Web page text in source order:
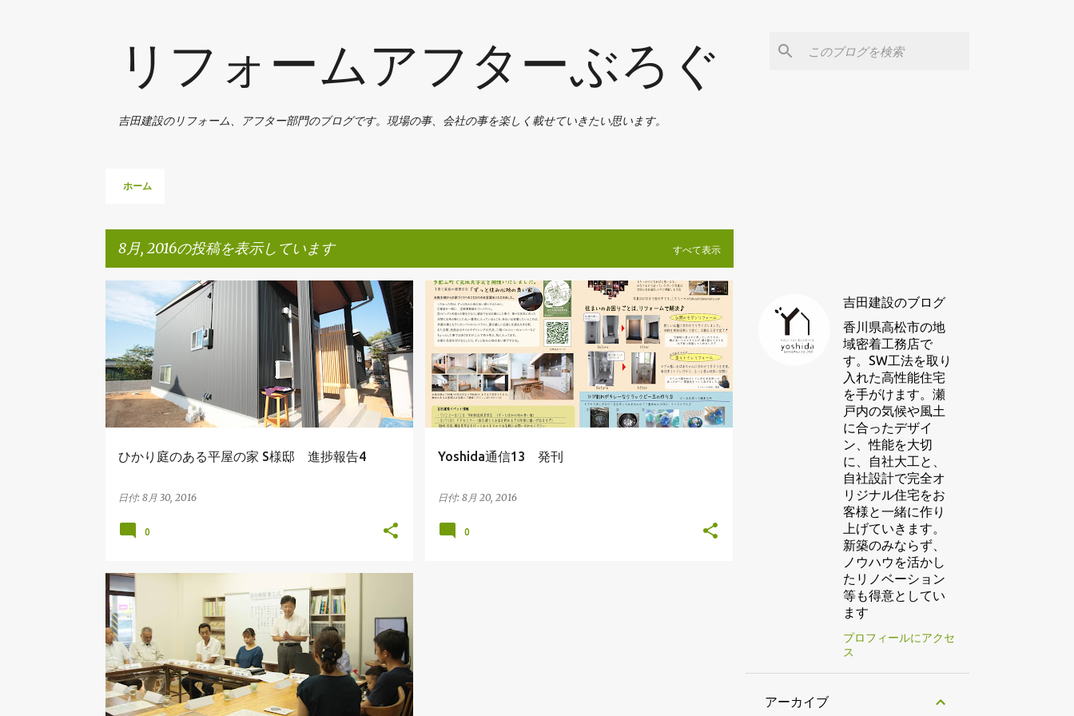
リフォームアフターぶろぐ
吉田建設のリフォーム、アフター部門のブログです。現場の事、会社の事を楽しく載せていきたい思います。
ホーム
8月, 2016の投稿を表示しています すべて表示
投
ひかり庭のある平屋の家 S様邸 進捗報告4
日付: 8月 30, 2016
ひかり庭のある平屋の家
0
Yoshida通信13 発刊
日付: 8月 20, 2016
YOSHIDA通信
0
イベント スキップフロアーの家 吉田建設の出来事
吉田建設のブログ
香川県高松市の地
域密着工務店で
す。SW工法を取り
入れた高性能住宅
を手がけます。瀬
戸内の気候や風土
に合ったデザイ
ン、性能を大切
に、自社大工と、
自社設計で完全オ
リジナル住宅をお
客様と一緒に作り
上げていきます。
新築のみならず、
ノウハウを活かし
たリノベーション
等も得意としてい
ます
プロフィールにアクセ
ス
アーカイブ